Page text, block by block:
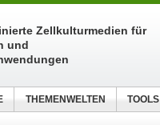
Zellkulturmedien für
und
THEMENWELTEN TOOLS